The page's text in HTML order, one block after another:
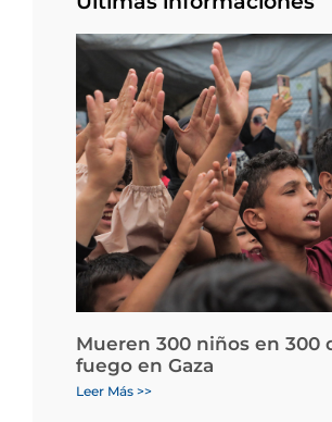
Mueren 300 niños en 300
fuego en Gaza
Leer Más >>